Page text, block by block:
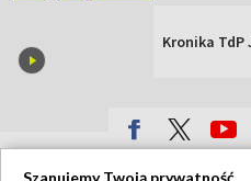
Kronika TdP
Szanujemy Twoją prywatność